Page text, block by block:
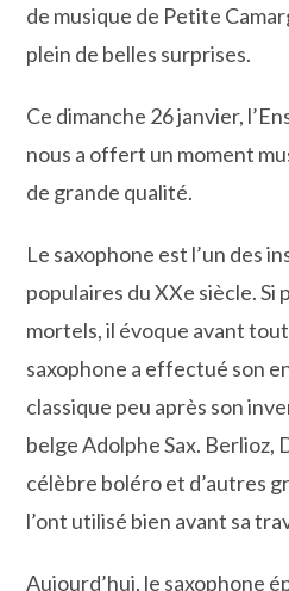
de musique de Petite
plein de belles surprises.
Ce dimanche 26 janvier,
nous a offert un moment
de grande qualité.
Le saxophone est l’un des
populaires du XXe siècle. Si
mortels, il évoque avant
saxophone a effectué son
classique peu après son
belge Adolphe Sax. Berlioz,
célèbre boléro et d’autres
l’ont utilisé bien avant sa
Aujourd’hui, le saxophone